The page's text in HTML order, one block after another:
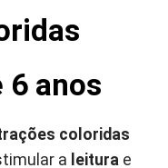
6 anos
coloridas
a leitura e